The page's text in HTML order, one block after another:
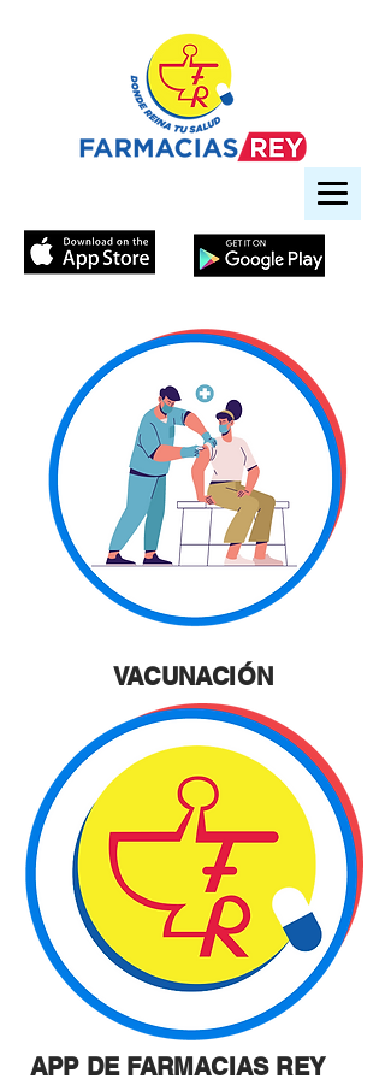
VACUNACIÓN
APP DE FARMACIAS REY